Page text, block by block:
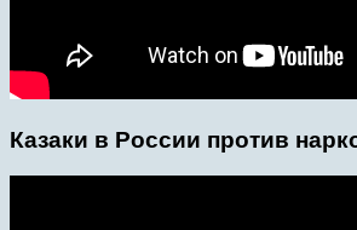
Казаки в России против